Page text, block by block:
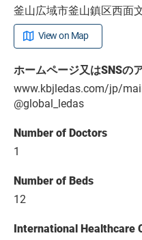
釜山広域市釜山鎮区西
View on Map
ホームページ又はSNSの
www.kbjledas.com/jp/
@global_ledas
Number of Doctors
1
Number of Beds
12
International Healthcare